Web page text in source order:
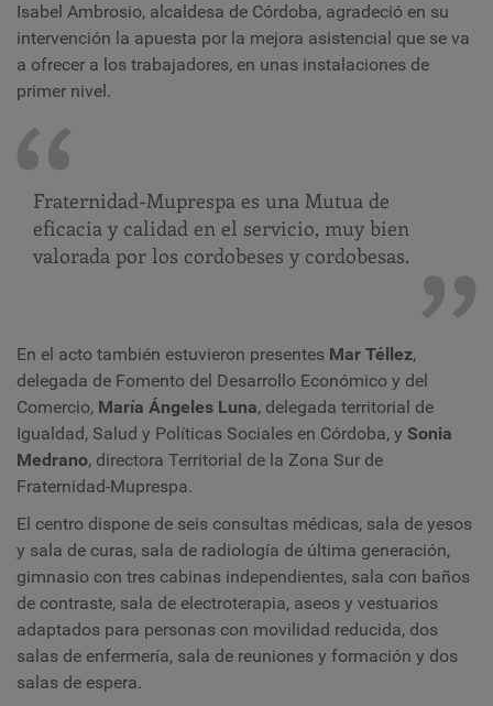
Isabel Ambrosio, alcaldesa de Córdoba, agradeció en su
intervención la apuesta por la mejora asistencial que se va
a ofrecer a los trabajadores, en unas instalaciones de
primer nivel.
Fraternidad-Muprespa es una Mutua de
eficacia y calidad en el servicio, muy bien
valorada por los cordobeses y cordobesas.
En el acto también estuvieron presentes Mar Téllez,
delegada de Fomento del Desarrollo Económico y del
Comercio, María Ángeles Luna, delegada territorial de
Igualdad, Salud y Políticas Sociales en Córdoba, y Sonia
Medrano, directora Territorial de la Zona Sur de
Fraternidad-Muprespa.
El centro dispone de seis consultas médicas, sala de yesos
y sala de curas, sala de radiología de última generación,
gimnasio con tres cabinas independientes, sala con baños
de contraste, sala de electroterapia, aseos y vestuarios
adaptados para personas con movilidad reducida, dos
salas de enfermería, sala de reuniones y formación y dos
salas de espera.